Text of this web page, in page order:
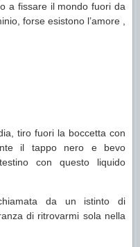
a fissare il mondo fuori da
forse esistono l’amore ,
tiro fuori la boccetta con
il tappo nero e bevo
con questo liquido
da un istinto di
di ritrovarmi sola nella